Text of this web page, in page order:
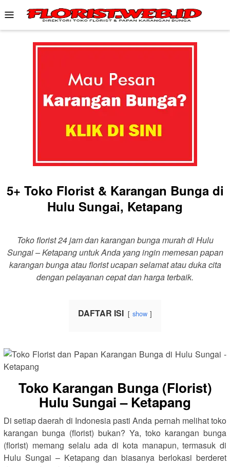
to
content
Mobile
Menu
5+ Toko Florist & Karangan Bunga di
Hulu Sungai, Ketapang
Toko florist 24 jam dan karangan bunga murah di Hulu
Sungai – Ketapang untuk Anda yang ingin memesan papan
karangan bunga atau florist ucapan selamat atau duka cita
dengan pelayanan cepat dan harga terbaik.
DAFTAR ISI show
Toko Karangan Bunga (Florist)
Hulu Sungai – Ketapang
Di setiap daerah di Indonesia pasti Anda pernah melihat toko
karangan bunga (florist) bukan? Ya, toko karangan bunga
(florist) memang selalu ada di kota manapun, termasuk di
Hulu Sungai – Ketapang dan biasanya berlokasi berderet